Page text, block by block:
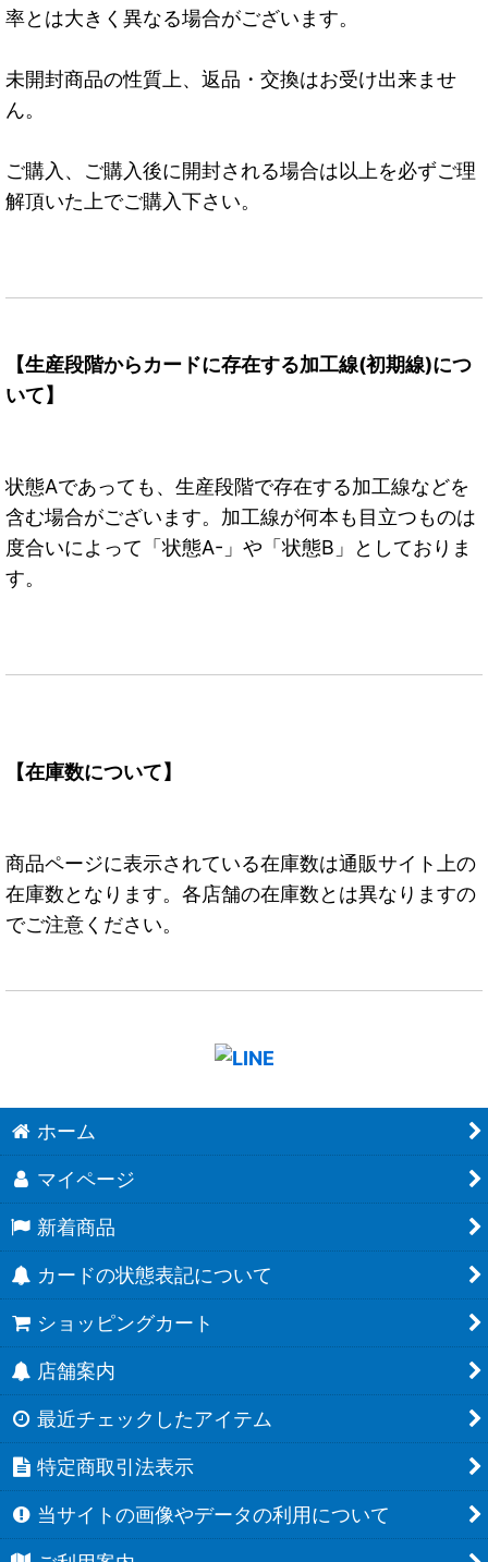
率とは大きく異なる場合がございます。
未開封商品の性質上、返品・交換はお受け出来ませ
ん。
ご購入、ご購入後に開封される場合は以上を必ずご理
解頂いた上でご購入下さい。
【生産段階からカードに存在する加工線(初期線)につ
いて】
状態Aであっても、生産段階で存在する加工線などを
含む場合がございます。加工線が何本も目立つものは
度合いによって「状態A-」や「状態B」としておりま
す。
【在庫数について】
商品ページに表示されている在庫数は通販サイト上の
在庫数となります。各店舗の在庫数とは異なりますの
でご注意ください。
ホーム
マイページ
新着商品
カードの状態表記について
ショッピングカート
店舗案内
最近チェックしたアイテム
特定商取引法表示
当サイトの画像やデータの利用について